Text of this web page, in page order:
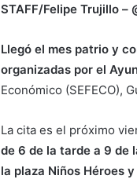
STAFF/Felipe Trujillo –
Llegó el mes patrio y
organizadas por el
Económico (SEFECO),
La cita es el próximo
de 6 de la tarde a 9 de
la plaza Niños Héroes